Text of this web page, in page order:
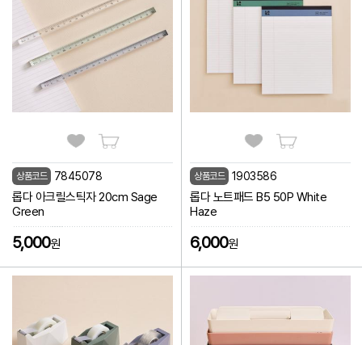
상품코드 7845078
롭다 아크릴스틱자 20cm Sage
Green
5,000원
상품코드 1903586
롭다 노트패드 B5 50P White
Haze
6,000원